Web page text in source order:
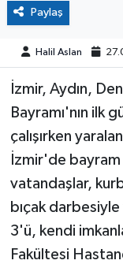
Paylaş
Halil Aslan
İzmir, Aydın,
Bayramı'nın ilk
çalışırken
İzmir'de bayram
vatandaşlar,
bıçak
3'ü, kendi
Fakültesi